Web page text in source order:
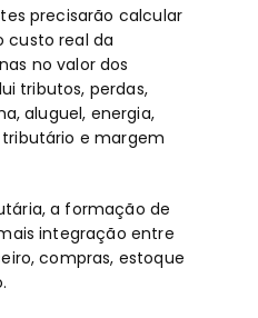
precisarão calcular
custo real da
no valor dos
tributos, perdas,
aluguel, energia,
e margem
a formação de
integração entre
compras, estoque